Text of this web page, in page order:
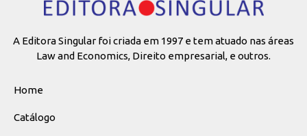
A Editora Singular foi criada em 1997 e tem atuado nas áreas
Law and Economics, Direito empresarial, e outros.
Home
Catálogo